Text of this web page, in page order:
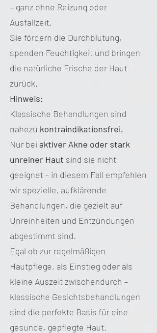
– ganz ohne Reizung oder
Ausfallzeit.
Sie fördern die Durchblutung,
spenden Feuchtigkeit und bringen
die natürliche Frische der Haut
zurück.
Hinweis:
Klassische Behandlungen sind
nahezu kontraindikationsfrei.
Nur bei aktiver Akne oder stark
unreiner Haut sind sie nicht
geeignet – in diesem Fall empfehlen
wir spezielle, aufklärende
Behandlungen, die gezielt auf
Unreinheiten und Entzündungen
abgestimmt sind.
Egal ob zur regelmäßigen
Hautpflege, als Einstieg oder als
kleine Auszeit zwischendurch –
klassische Gesichtsbehandlungen
sind die perfekte Basis für eine
gesunde, gepflegte Haut.